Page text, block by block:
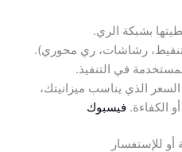
بشبكة الري.
رشاشات، ري محوري).
في التنفيذ.
الذي يناسب ميزانيتك،
الكفاءة. فيسبوك
للإستفسار